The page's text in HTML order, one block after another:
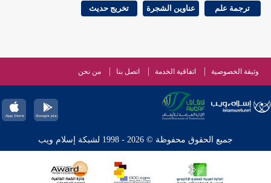
ترجمة علم عناوين الشجرة تخريج حديث
وثيقة الخصوصية اتفاقية الخدمة اتصل بنا من نحن
جميع الحقوق محفوظة © 2026 - 1998 لشبكة إسلام ويب